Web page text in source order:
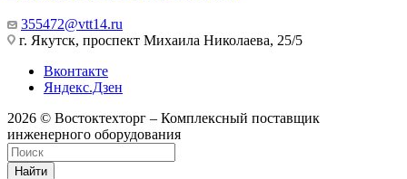
355472@vtt14.ru
г. Якутск, проспект Михаила Николаева, 25/5
Вконтакте
Яндекс.Дзен
2026 © Востоктехторг – Комплексный поставщик
инженерного оборудования
Найти